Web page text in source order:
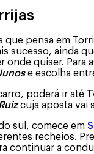
que pensa em
sucesso, ainda
onde quiser. Para
e escolha
poderá ir até
cuja aposta vai
sul, comece em
recheios.
continuar a